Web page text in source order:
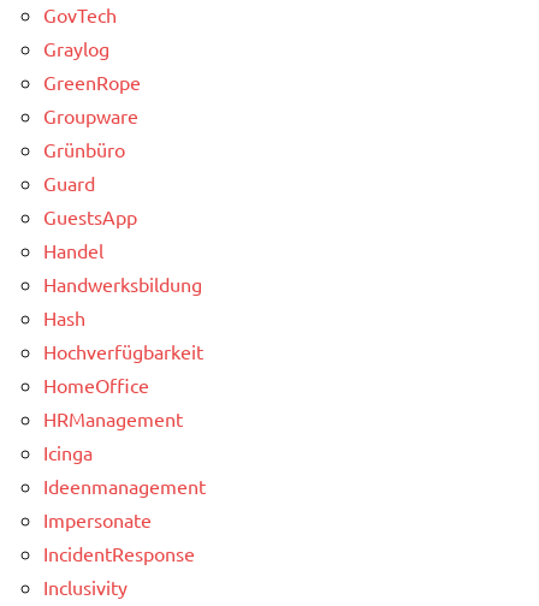
GovTech
Graylog
GreenRope
Groupware
Grünbüro
Guard
GuestsApp
Handel
Handwerksbildung
Hash
Hochverfügbarkeit
HomeOffice
HRManagement
Icinga
Ideenmanagement
Impersonate
IncidentResponse
Inclusivity